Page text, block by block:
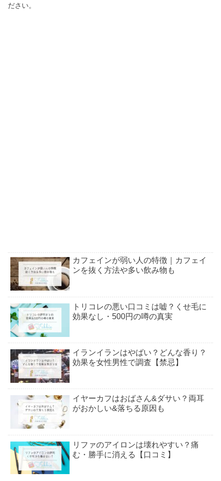
ださい。
カフェインが弱い人の特徴｜カフェイ
ンを抜く方法や多い飲み物も
トリコレの悪い口コミは嘘？くせ毛に
効果なし・500円の噂の真実
イランイランはやばい？どんな香り？
効果を女性男性で調査【禁忌】
イヤーカフはおばさん&ダサい？両耳
がおかしい&落ちる原因も
リファのアイロンは壊れやすい？痛
む・勝手に消える【口コミ】